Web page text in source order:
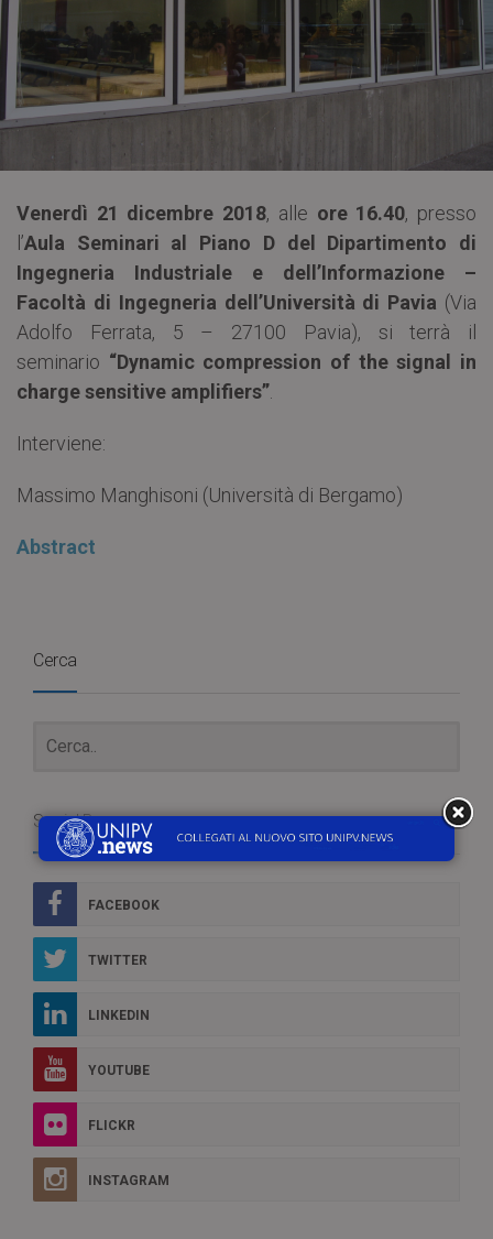
Venerdì 21 dicembre 2018, alle ore 16.40, presso
l’Aula Seminari al Piano D del Dipartimento di
Ingegneria Industriale e dell’Informazione –
Facoltà di Ingegneria dell’Università di Pavia (Via
Adolfo Ferrata, 5 – 27100 Pavia), si terrà il
seminario “Dynamic compression of the signal in
charge sensitive amplifiers”
Interviene:
Massimo Manghisoni (Università di Bergamo)
Abstract
Cerca
Social Box
FACEBOOK
TWITTER
LINKEDIN
YOUTUBE
FLICKR
INSTAGRAM